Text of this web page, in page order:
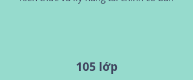
105 lớp